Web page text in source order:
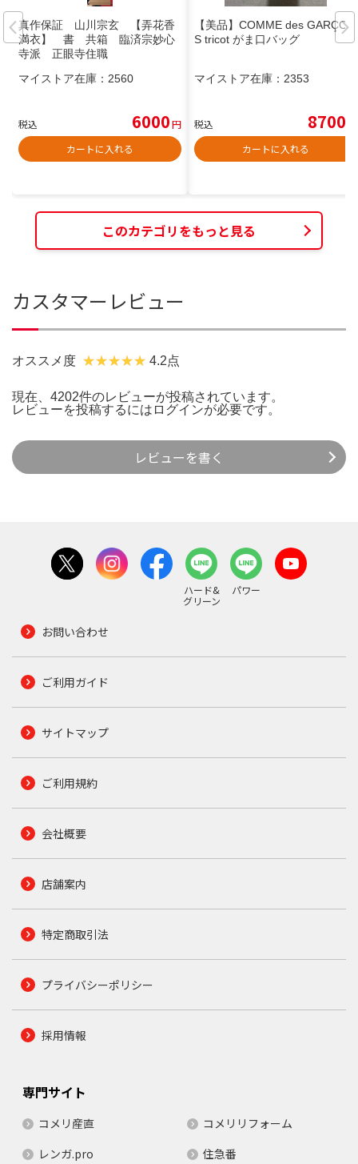
真作保証 山川宗玄 【弄花香
満衣】 書 共箱 臨済宗妙心
寺派 正眼寺住職
マイストア在庫： 2560
税込 6000円
カートに入れる
【美品】COMME des GARÇON
S tricot がま口バッグ
マイストア在庫： 2353
税込 8700
カートに入れる
このカテゴリをもっと見る
カスタマーレビュー
オススメ度 4.2点
現在、4202件のレビューが投稿されています。
レビューを投稿するには ログインが必要です。
レビューを書く
ハード&
グリーン
パワー
お問い合わせ
ご利用ガイド
サイトマップ
ご利用規約
会社概要
店舗案内
特定商取引法
プライバシーポリシー
採用情報
専門サイト
コメリ産直
コメリリフォーム
レンガ.pro
住急番